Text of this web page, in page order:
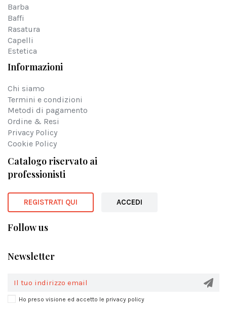
Catalogo riservato ai
professionisti
REGISTRATI QUI ACCEDI
Barba
Baffi
Rasatura
Capelli
Estetica
Informazioni
Chi siamo
Termini e condizioni
Metodi di pagamento
Ordine & Resi
Privacy Policy
Cookie Policy
Follow us
Newsletter
Ho preso visione ed accetto le privacy policy